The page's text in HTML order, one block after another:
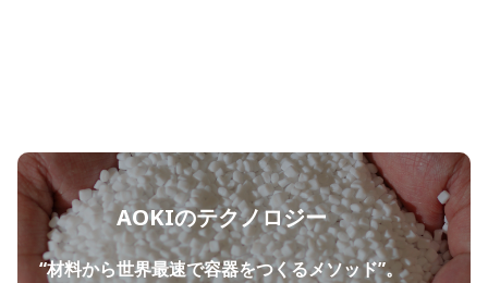
AOKIのテクノロジー
“材料から世界最速で容器をつくるメソッド”。